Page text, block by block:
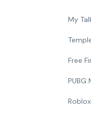
My
Free
PUBG
Roblox